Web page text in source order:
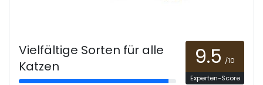
Vielfältige Sorten für alle
Katzen
9.5 /10
Experten-Score